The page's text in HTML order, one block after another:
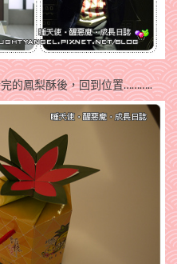
的鳳梨酥後，回到位置………..